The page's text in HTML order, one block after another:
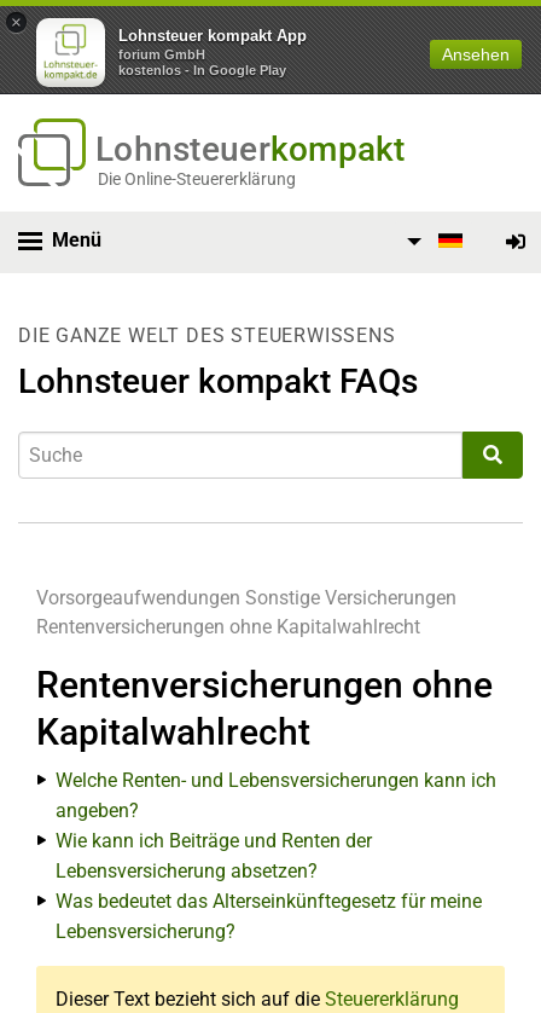
×
Lohnsteuer kompakt App
forium GmbH
kostenlos - In Google Play
Ansehen
Lohnsteuerkompakt
Die Online-Steuererklärung
Menü
DIE GANZE WELT DES STEUERWISSENS
Lohnsteuer kompakt FAQs
Vorsorgeaufwendungen Sonstige Versicherungen
Rentenversicherungen ohne Kapitalwahlrecht
Rentenversicherungen ohne
Kapitalwahlrecht
Welche Renten- und Lebensversicherungen kann ich
angeben?
Wie kann ich Beiträge und Renten der
Lebensversicherung absetzen?
Was bedeutet das Alterseinkünftegesetz für meine
Lebensversicherung?
Dieser Text bezieht sich auf die Steuererklärung